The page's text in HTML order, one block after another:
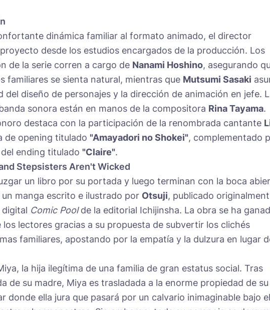
dinámica familiar al formato animado, el director
desde los estudios encargados de la producción. Los
de la serie corren a cargo de Nanami Hoshino, asegurando
familiares se sienta natural, mientras que Mutsumi Sasaki
del diseño de personajes y la dirección de animación en jefe.
sonora están en manos de la compositora Rina Tayama.
destaca con la participación de la renombrada cantante
de opening titulado "Amayadori no Shokei", complementado
ending titulado "Claire".
Stepsisters Aren't Wicked
un libro por su portada y luego terminan con la boca
manga escrito e ilustrado por Otsuji, publicado
Comic Poolde la editorial Ichijinsha. La obra se ha
lectores gracias a su propuesta de subvertir los clichés
familiares, apostando por la empatía y la dulzura en lugar
la hija ilegítima de una familia de gran estatus social. Tras
de su madre, Miya es trasladada a la enorme propiedad de su
donde ella jura que pasará por un calvario inimaginable bajo el